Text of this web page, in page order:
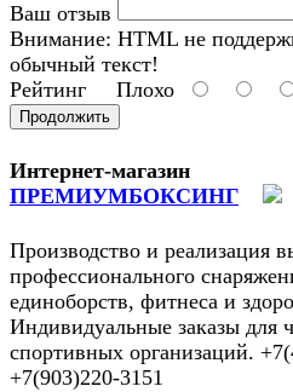
Ваш отзыв
Внимание: HTML не
обычный текст!
Рейтинг Плохо
Продолжить
Интернет-магазин
ПРЕМИУМБОКСИНГ
Производство и реализация
профессионального
единоборств, фитнеса и
Индивидуальные заказы для
спортивных организаций.
+7(903)220-3151